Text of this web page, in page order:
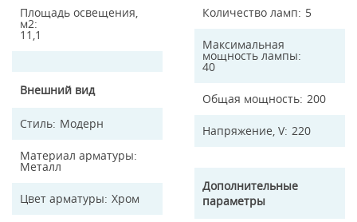
Площадь освещения,
м2
11,1
Внешний вид
Стиль Модерн
Материал арматуры
Металл
Цвет арматуры Хром
Количество ламп 5
Максимальная
мощность лампы
40
Общая мощность 200
Напряжение, V 220
Дополнительные
параметры